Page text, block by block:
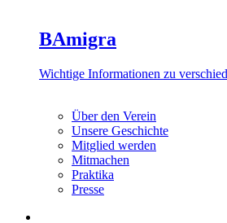
BAmigra
Wichtige Informationen zu
Über den Verein
Unsere Geschichte
Mitglied werden
Mitmachen
Praktika
Presse